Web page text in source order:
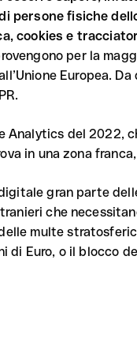
fisiche
cookies e
per la
Europea.
Analytics del 2022,
in una zona
gran parte
che
multe
di Euro, o il blocco